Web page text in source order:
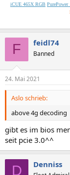
iCUE 465X RGB
F feidl74
Banned
24. Mai 2021
Aslo schrieb:
above 4g decoding
gibt es im bios
seit pcie 3.0^^
D Denniss